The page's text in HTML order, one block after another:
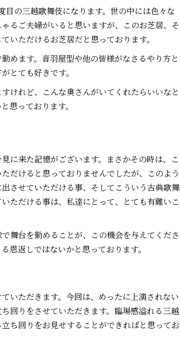
目の三越歌舞伎になります。世の中には色々な
るご夫婦がいると思いますが、このお芝居、そ
いただけるお芝居だと思っております。
めます。音羽屋型や他の皆様がなさるやり方と
とても好きです。
けれど、こんな奥さんがいてくれたらいいなと
思っております。
に来た記憶がございます。まさかその時は、こ
だけると思っておりませんでしたが、このよう
させていただける事、そしてこういう古典歌舞
ただける事は、私達にとって、とても有難いこ
舞台を勤めることが、この機会を与えてくださ
恩返しではないかと思っております。
いただきます。今回は、めったに上演されない
ち回りをさせていただきます。臨場感溢れる三越
ち回りをお見せすることができればと思ってお